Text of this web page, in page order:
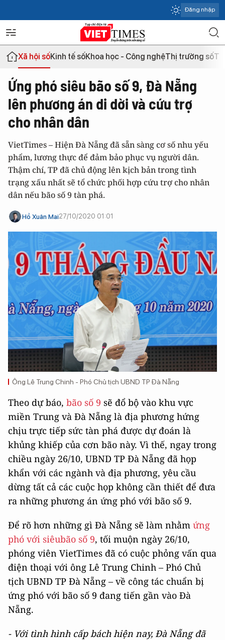
Đăng nhập
Xã hội sốKinh tế sốKhoa học - Công nghệThị trường số
Ứng phó siêu bão số 9, Đà Nẵng
lên phương án di dời và cứu trợ
cho nhân dân
VietTimes – Hiện Đà Nẵng đã sẵn sàng cơ số nhu yếu
phẩm, lương thực để đảm bảo phục vụ người dân.
Thậm chí, TP đã chủ động lên kịch bản trong tình
trạng xấu nhất sẽ tổ chức phối hợp cứu trợ cho nhân
dân nếu bão số 9 tàn phá.
Hồ Xuân Mai27/10/2020 01:01
Ông Lê Trung Chinh - Phó Chủ tịch UBND TP Đà Nẵng
Theo dự báo, bão số 9 sẽ đổ bộ vào khu vực
miền Trung và Đà Nẵng là địa phương hứng
chịu trực tiếp sức tàn phá được dự đoán là
khủng khiếp của cơn bão này. Vì thế, ngay trong
chiều ngày 26/10, UBND TP Đà Nẵng đã họp
khẩn với các ngành và địa phương, yêu cầu
dừng tất cả các cuộc họp không cần thiết để đưa
ra những phương án ứng phó với bão số 9.
Để rõ hơn những gì Đà Nẵng sẽ làm nhằm ứng
phó với siêubão số 9, tối muộn ngày 26/10,
phóng viên VietTimes đã có cuộc phỏng vấn qua
điện thoại với ông Lê Trung Chinh – Phó Chủ
tịch UBND TP Đà Nẵng – về công tác chuẩn bị
ứng phó với bão số 9 đang tiến gần vào Đà
Nẵng.
- Với tình hình cấp bách hiện nay, Đà Nẵng đã